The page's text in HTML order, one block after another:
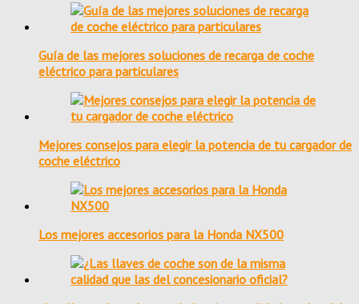
Guía de las mejores soluciones de recarga de coche
eléctrico para particulares
Mejores consejos para elegir la potencia de tu cargador de
coche eléctrico
Los mejores accesorios para la Honda NX500